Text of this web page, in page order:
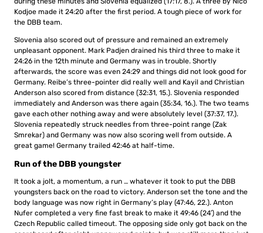
Kodjoe made it 24:20 after the first period. A tough piece of work for
the DBB team.
Slovenia also scored out of pressure and remained an extremely
unpleasant opponent. Mark Padjen drained his third three to make it
24:26 in the 12th minute and Germany was in trouble. Shortly
afterwards, the score was even 24:29 and things did not look good for
Germany. Reibe’s three-pointer did really well and Kayil and Christian
Anderson also scored from distance (32:31, 15.). Slovenia responded
immediately and Anderson was there again (35:34, 16.). The two teams
gave each other nothing away and were absolutely level (37:37, 17.).
Slovenia repeatedly struck needles from three-point range (Zak
Smrekar) and Germany was now also scoring well from outside. A
great game! Germany trailed 42:46 at half-time.
Run of the DBB youngster
It took a jolt, a momentum, a run … whatever it took to put the DBB
youngsters back on the road to victory. Anderson set the tone and the
body language was now right in Germany’s play (47:46, 22.). Anton
Nufer completed a very fine fast break to make it 49:46 (24′) and the
Czech Republic called timeout. The opposing side only got back on the